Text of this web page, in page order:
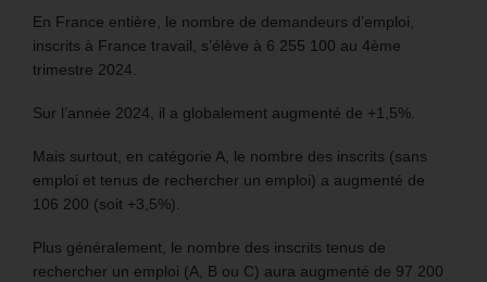
En France entière, le nombre de demandeurs d’emploi,
inscrits à France travail, s’élève à 6 255 100 au 4ème
trimestre 2024.
Sur l’année 2024, il a globalement augmenté de +1,5%.
Mais surtout, en catégorie A, le nombre des inscrits (sans
emploi et tenus de rechercher un emploi) a augmenté de
106 200 (soit +3,5%).
Plus généralement, le nombre des inscrits tenus de
rechercher un emploi (A, B ou C) aura augmenté de 97 200